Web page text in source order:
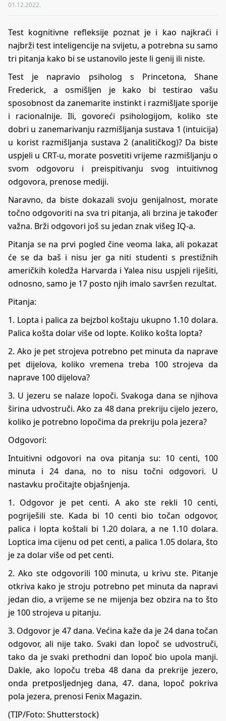
01.12.2022.
Test kognitivne refleksije poznat je i kao najkraći i
najbrži test inteligencije na svijetu, a potrebna su samo
tri pitanja kako bi se ustanovilo jeste li genij ili niste.
Test je napravio psiholog s Princetona, Shane
Frederick, a osmišljen je kako bi testirao vašu
sposobnost da zanemarite instinkt i razmišljate sporije
i racionalnije. Ili, govoreći psihologijom, koliko ste
dobri u zanemarivanju razmišljanja sustava 1 (intuicija)
u korist razmišljanja sustava 2 (analitičkog)? Da biste
uspjeli u CRT-u, morate posvetiti vrijeme razmišljanju o
svom odgovoru i preispitivanju svog intuitivnog
odgovora, prenose mediji.
Naravno, da biste dokazali svoju genijalnost, morate
točno odgovoriti na sva tri pitanja, ali brzina je također
važna. Brži odgovori još su jedan znak višeg IQ-a.
Pitanja se na prvi pogled čine veoma laka, ali pokazat
će se da baš i nisu jer ga niti studenti s prestižnih
američkih koledža Harvarda i Yalea nisu uspjeli riješiti,
odnosno, samo je 17 posto njih imalo savršen rezultat.
Pitanja:
1. Lopta i palica za bejzbol koštaju ukupno 1.10 dolara.
Palica košta dolar više od lopte. Koliko košta lopta?
2. Ako je pet strojeva potrebno pet minuta da naprave
pet dijelova, koliko vremena treba 100 strojeva da
naprave 100 dijelova?
3. U jezeru se nalaze lopoči. Svakoga dana se njihova
širina udvostruči. Ako za 48 dana prekriju cijelo jezero,
koliko je potrebno lopočima da prekriju pola jezera?
Odgovori:
Intuitivni odgovori na ova pitanja su: 10 centi, 100
minuta i 24 dana, no to nisu točni odgovori. U
nastavku pročitajte objašnjenja.
1. Odgovor je pet centi. A ako ste rekli 10 centi,
pogriješili ste. Kada bi 10 centi bio točan odgovor,
palica i lopta koštali bi 1.20 dolara, a ne 1.10 dolara.
Loptica ima cijenu od pet centi, a palica 1.05 dolara, što
je za dolar više od pet centi.
2. Ako ste odgovorili 100 minuta, u krivu ste. Pitanje
otkriva kako je stroju potrebno pet minuta da napravi
jedan dio, a vrijeme se ne mijenja bez obzira na to što
je 100 strojeva u pitanju.
3. Odgovor je 47 dana. Većina kaže da je 24 dana točan
odgovor, ali nije tako. Svaki dan lopoč se udvostruči,
tako da je svaki prethodni dan lopoč bio upola manji.
Dakle, ako lopoču treba 48 dana da prekrije jezero,
onda pretposljednjeg dana, 47. dana, lopoč pokriva
pola jezera, prenosi Fenix Magazin.
(TIP/Foto: Shutterstock)